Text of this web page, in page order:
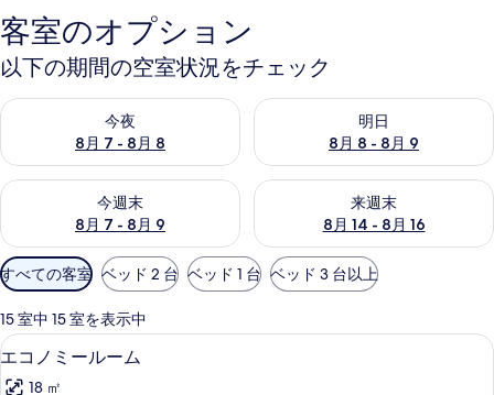
客室のオプション
以下の期間の空室状況をチェック
今夜
8月 7 - 8月 8
今夜 8月 7 - 8月 8 の空室状況をチェック
明日
8月 8 - 8月 9
明日 8月 8 - 8月 9 の空室状況
今週末
8月 7 - 8月 9
今週末 8月 7 - 8月 9 の空室状況をチェック
来週末
8月 14 - 8月 16
来週末 8月 14 - 8月 16 の空室
利
用
可
能
な
客
すべての客室 ベッド 2 台 ベッド 1 台 ベッド 3 台以上
15 室中 15 室を表示中
エ
コ
羽毛の掛け布団、ミニバー、セーフ
4
エコノミールーム
18 ㎡